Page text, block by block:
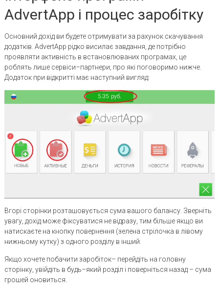
AdvertApp і процес заробітку
Основний дохід ви будете отримувати за рахунок скачування
додатків. AdvertApp рідко висилає завдання, де потрібно
проявляти активність в встановлюваних програмах, це
роблять лише сервіси–партнери, про які поговоримо нижче.
Додаток при відкритті має наступний вигляд:
Вгорі сторінки розташовується сума вашого балансу. Зверніть
увагу, дохід може фіксуватися не відразу, тим більше якщо ви
натискаєте на кнопку повернення (зелена стрілочка в лівому
нижньому кутку) з одного розділу в інший.
Якщо хочете побачити заробіток– перейдіть на головну
сторінку, увійдіть в будь–який розділ і поверніться назад – сума
грошей оновиться.